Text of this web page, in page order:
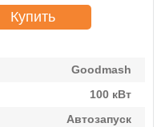
Goodmash
100 кВт
Автозапуск
Купить